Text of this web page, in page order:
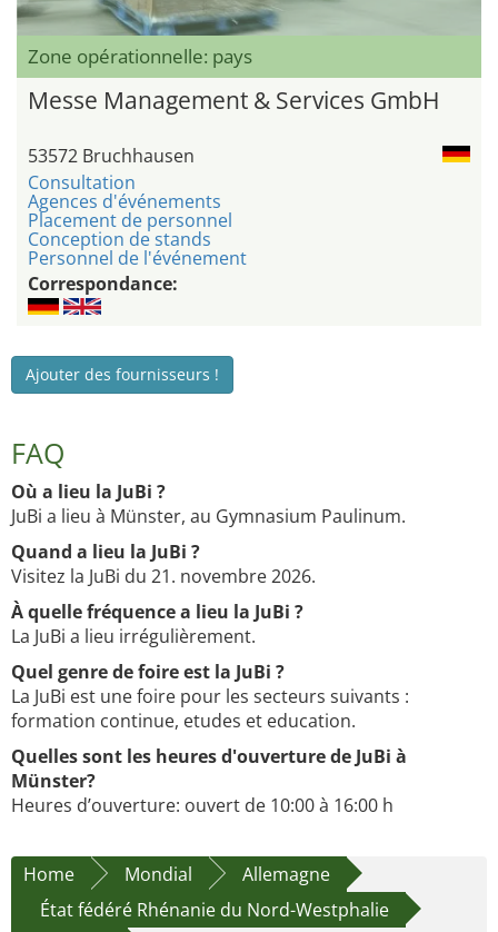
Zone opérationnelle: pays
Messe Management & Services GmbH
53572 Bruchhausen
Consultation
Agences d'événements
Placement de personnel
Conception de stands
Personnel de l'événement
Correspondance:
Ajouter des fournisseurs !
FAQ
Où a lieu la JuBi ?
JuBi a lieu à Münster, au Gymnasium Paulinum.
Quand a lieu la JuBi ?
Visitez la JuBi du 21. novembre 2026.
À quelle fréquence a lieu la JuBi ?
La JuBi a lieu irrégulièrement.
Quel genre de foire est la JuBi ?
La JuBi est une foire pour les secteurs suivants :
formation continue, etudes et education.
Quelles sont les heures d'ouverture de JuBi à
Münster?
Heures d’ouverture: ouvert de 10:00 à 16:00 h
Home Mondial
Allemagne
État fédéré Rhénanie du Nord-Westphalie